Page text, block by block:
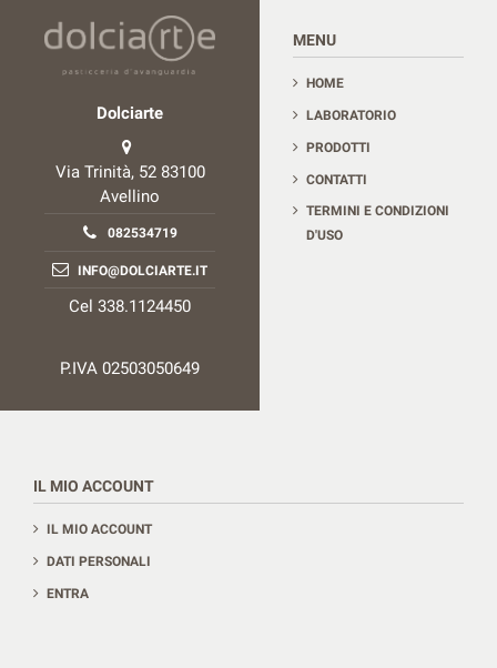
Contact us
Dolciarte
Via Trinità, 52 83100
Avellino
082534719
INFO@DOLCIARTE.IT
Cel 338.1124450
P.IVA 02503050649
MENU
HOME
LABORATORIO
PRODOTTI
CONTATTI
TERMINI E CONDIZIONI
D'USO
IL MIO ACCOUNT
IL MIO ACCOUNT
DATI PERSONALI
ENTRA